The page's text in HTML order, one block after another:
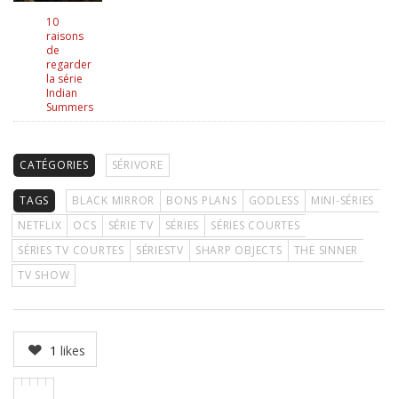
10
raisons
de
regarder
la série
Indian
Summers
CATÉGORIES SÉRIVORE
TAGS BLACK MIRROR BONS PLANS GODLESS
MINI-SÉRIES
NETFLIX
OCS SÉRIE TV SÉRIES
SÉRIES COURTES
SÉRIES TV COURTES
SÉRIESTV SHARP OBJECTS
THE SINNER
TV SHOW
1 likes